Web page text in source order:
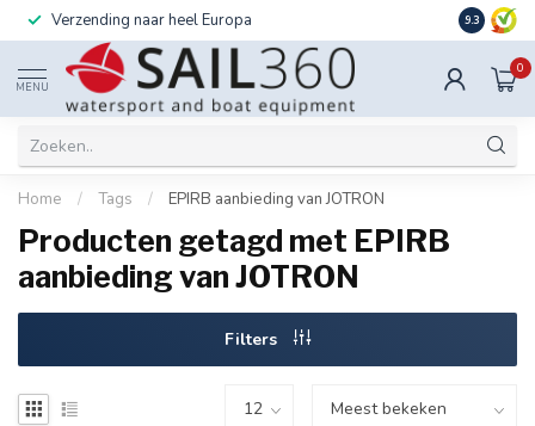
Verzending naar heel Europa Ook
9.3
MENU
0
Home / Tags / EPIRB aanbieding van JOTRON
Producten getagd met EPIRB
aanbieding van JOTRON
Filters